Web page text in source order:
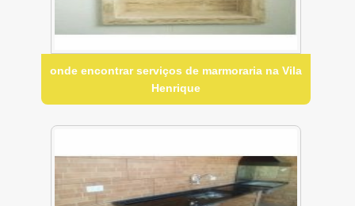
onde encontrar serviços de marmoraria na Vila
Henrique